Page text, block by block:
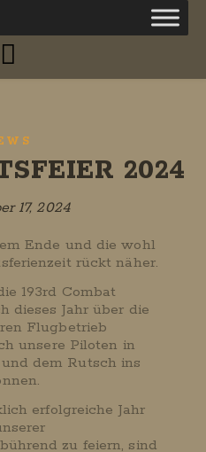
2024
17, 2024
Ende und die wohl
rückt näher.
193rd Combat
dieses Jahr über die
Flugbetrieb
unsere Piloten in
dem Rutsch ins
erfolgreiche Jahr
zu feiern, sind